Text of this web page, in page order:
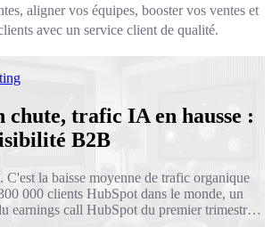
aligner vos équipes, booster vos ventes et
avec un service client de qualité.
chute, trafic IA en hausse :
B2B
la baisse moyenne de trafic organique
000 clients HubSpot dans le monde, un
earnings call HubSpot du premier trimestre